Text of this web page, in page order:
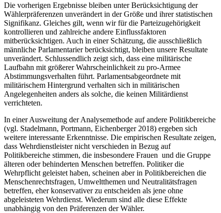
Die vorherigen Ergebnisse bleiben unter Berücksichtigung der
Wählerpräferenzen unverändert in der Größe und ihrer statistischen
Signifikanz. Gleiches gilt, wenn wir für die Parteizugehörigkeit
kontrollieren und zahlreiche andere Einflussfaktoren
mitberücksichtigen. Auch in einer Schätzung, die ausschließlich
männliche Parlamentarier berücksichtigt, bleiben unsere Resultate
unverändert. Schlussendlich zeigt sich, dass eine militärische
Laufbahn mit größerer Wahrscheinlichkeit zu pro-Armee
Abstimmungsverhalten führt. Parlamentsabgeordnete mit
militärischem Hintergrund verhalten sich in militärischen
Angelegenheiten anders als solche, die keinen Militärdienst
verrichteten.
In einer Ausweitung der Analysemethode auf andere Politikbereiche
(vgl. Stadelmann, Portmann, Eichenberger 2018) ergeben sich
weitere interessante Erkenntnisse. Die empirischen Resultate zeigen,
dass Wehrdienstleister nicht verschieden in Bezug auf
Politikbereiche stimmen, die insbesondere Frauen und die Gruppe
älteren oder behinderten Menschen betreffen. Politiker die
Wehrpflicht geleistet haben, scheinen aber in Politikbereichen die
Menschenrechtsfragen, Umweltthemen und Neutralitätsfragen
betreffen, eher konservativer zu entscheiden als jene ohne
abgeleisteten Wehrdienst. Wiederum sind alle diese Effekte
unabhängig von den Präferenzen der Wähler.